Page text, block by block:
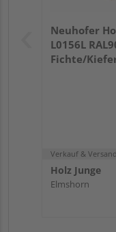
Neuhofer
L0156L
Fichte/
Verkauf & Versand
Holz Junge
Elmshorn